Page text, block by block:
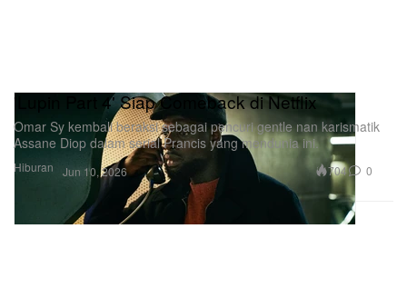
Hiburan
'Lupin Part 4' Siap Comeback di Netflix
Omar Sy kembali beraksi sebagai pencuri gentle nan karismatik
Assane Diop dalam serial Prancis yang mendunia ini.
Jun 10, 2026 704 0